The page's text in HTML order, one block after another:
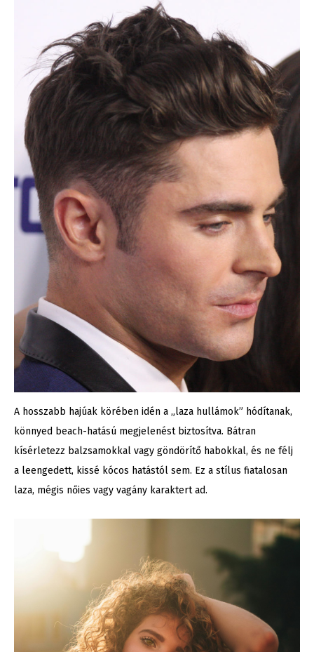
A hosszabb hajúak körében idén a „laza hullámok” hódítanak,
könnyed beach-hatású megjelenést biztosítva. Bátran
kísérletezz balzsamokkal vagy göndörítő habokkal, és ne félj
a leengedett, kissé kócos hatástól sem. Ez a stílus fiatalosan
laza, mégis nőies vagy vagány karaktert ad.